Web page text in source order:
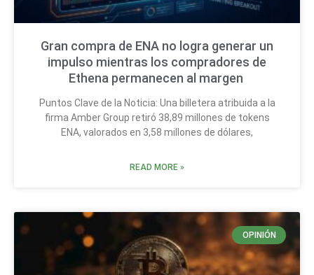
Gran compra de ENA no logra generar un
impulso mientras los compradores de
Ethena permanecen al margen
Puntos Clave de la Noticia: Una billetera atribuida a la
firma Amber Group retiró 38,89 millones de tokens
ENA, valorados en 3,58 millones de dólares,
READ MORE »
OPINIÓN